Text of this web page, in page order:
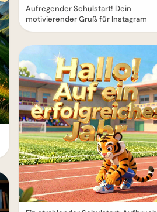
Aufregender Schulstart! Dein
motivierender Gruß für Instagram